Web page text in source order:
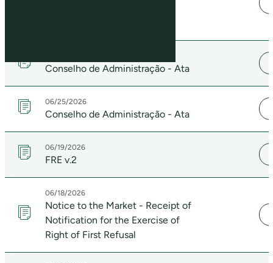
Conselho de Administração - Ata
06/25/2026
Conselho de Administração - Ata
06/19/2026
FRE v.2
06/18/2026
Notice to the Market - Receipt of
Notification for the Exercise of
Right of First Refusal